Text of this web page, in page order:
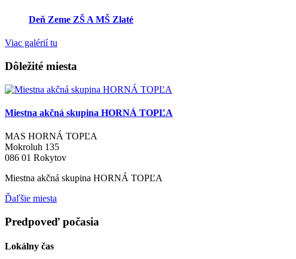
Deň Zeme ZŠ A MŠ Zlaté
Viac galérií tu
Dôležité miesta
Miestna akčná skupina HORNÁ TOPĽA
MAS HORNÁ TOPĽA
Mokroluh 135
086 01 Rokytov
Miestna akčná skupina HORNÁ TOPĽA
Ďaľšie miesta
Predpoveď počasia
Lokálny čas